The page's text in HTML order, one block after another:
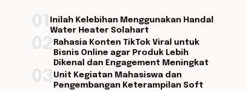
Inilah Kelebihan Menggunakan Handal
Water Heater Solahart
Rahasia Konten TikTok Viral untuk
Bisnis Online agar Produk Lebih
Dikenal dan Engagement Meningkat
Unit Kegiatan Mahasiswa dan
Pengembangan Keterampilan Soft